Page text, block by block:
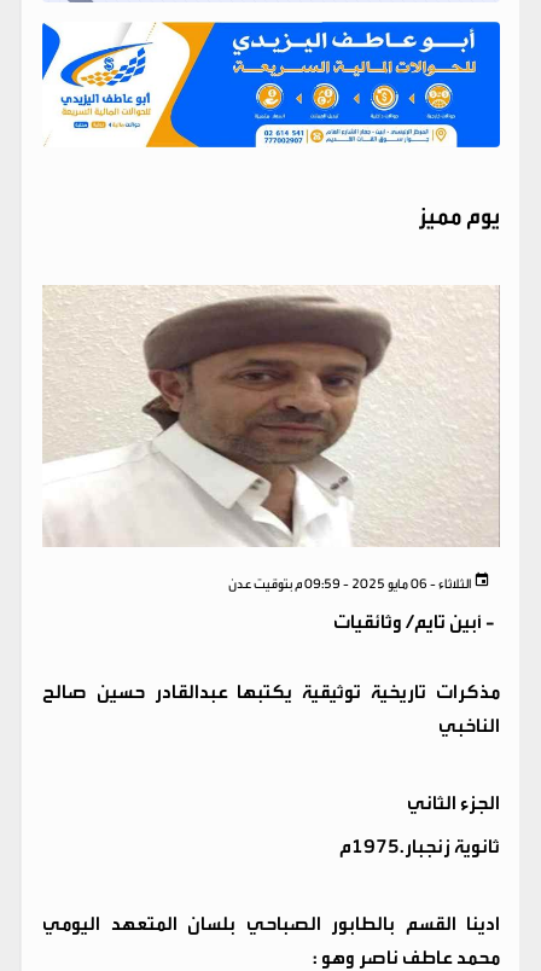
يوم مميز
الثلاثاء - 06 مايو 2025 - 09:59 م بتوقيت عدن
- أبين تايم/ وثائقيات
مذكرات تاريخية توثيقية يكتبها عبدالقادر حسين صالح
الناخبي
الجزء الثاني
ثانوية زنجبار.1975م
ادينا القسم بالطابور الصباحي بلسان المتعهد اليومي
محمد عاطف ناصر وهو :